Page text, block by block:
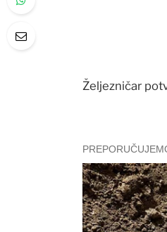
Željezničar